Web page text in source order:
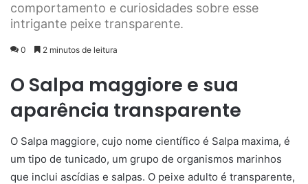
comportamento e curiosidades sobre esse
intrigante peixe transparente.
0 2 minutos de leitura
O Salpa maggiore e sua
aparência transparente
O Salpa maggiore, cujo nome científico é Salpa maxima, é
um tipo de tunicado, um grupo de organismos marinhos
que inclui ascídias e salpas. O peixe adulto é transparente,